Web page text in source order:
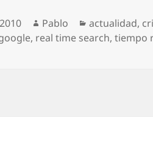
Autor
Pablo Categorías
actualidad,
, real time search,tiempo